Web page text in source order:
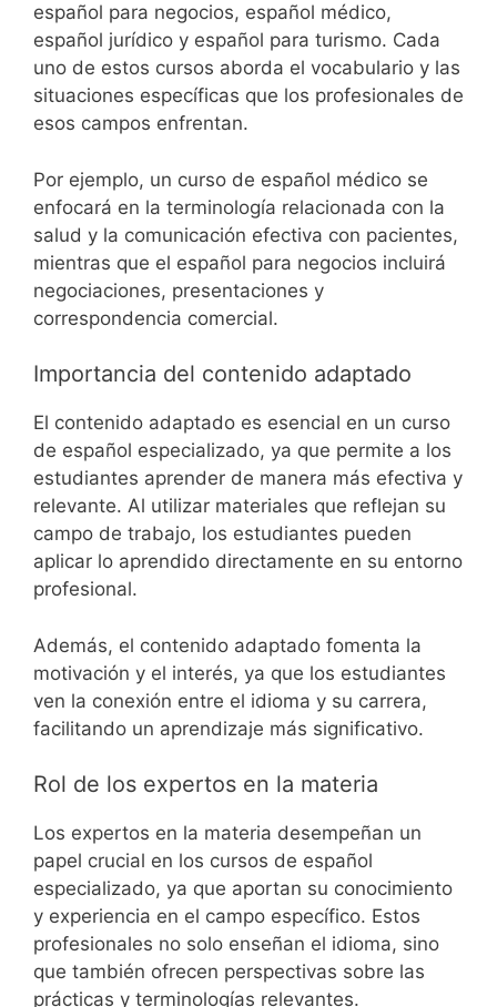
español para negocios, español médico,
español jurídico y español para turismo. Cada
uno de estos cursos aborda el vocabulario y las
situaciones específicas que los profesionales de
esos campos enfrentan.
Por ejemplo, un curso de español médico se
enfocará en la terminología relacionada con la
salud y la comunicación efectiva con pacientes,
mientras que el español para negocios incluirá
negociaciones, presentaciones y
correspondencia comercial.
Importancia del contenido adaptado
El contenido adaptado es esencial en un curso
de español especializado, ya que permite a los
estudiantes aprender de manera más efectiva y
relevante. Al utilizar materiales que reflejan su
campo de trabajo, los estudiantes pueden
aplicar lo aprendido directamente en su entorno
profesional.
Además, el contenido adaptado fomenta la
motivación y el interés, ya que los estudiantes
ven la conexión entre el idioma y su carrera,
facilitando un aprendizaje más significativo.
Rol de los expertos en la materia
Los expertos en la materia desempeñan un
papel crucial en los cursos de español
especializado, ya que aportan su conocimiento
y experiencia en el campo específico. Estos
profesionales no solo enseñan el idioma, sino
que también ofrecen perspectivas sobre las
prácticas y terminologías relevantes.